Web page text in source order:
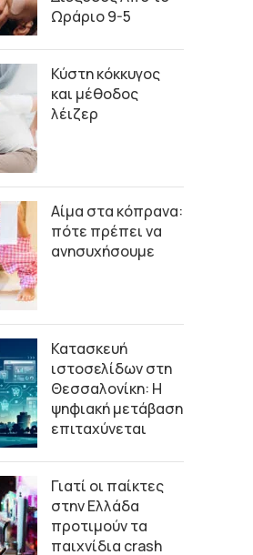
Ωράριο 9-5
Κύστη κόκκυγος
και μέθοδος
λέιζερ
Αίμα στα κόπρανα:
πότε πρέπει να
ανησυχήσουμε
Κατασκευή
ιστοσελίδων στη
Θεσσαλονίκη: Η
ψηφιακή μετάβαση
επιταχύνεται
Γιατί οι παίκτες
στην Ελλάδα
προτιμούν τα
παιχνίδια crash